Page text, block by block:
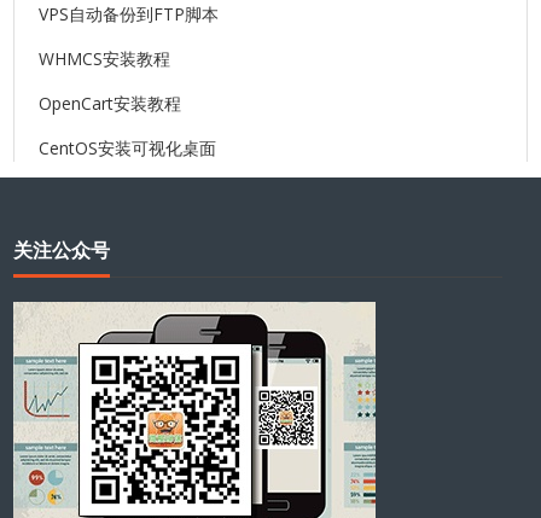
VPS自动备份到FTP脚本
WHMCS安装教程
OpenCart安装教程
CentOS安装可视化桌面
关注公众号